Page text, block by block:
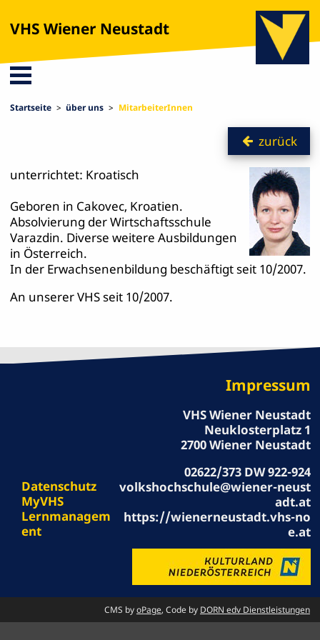
VHS Wiener Neustadt
Startseite über uns MitarbeiterInnen
zurück
unterrichtet: Kroatisch
Geboren in Cakovec, Kroatien.
Absolvierung der Wirtschaftsschule
Varazdin. Diverse weitere Ausbildungen
in Österreich.
In der Erwachsenenbildung beschäftigt seit 10/2007.
An unserer VHS seit 10/2007.
Datenschutz
MyVHS
Lernmanagem
ent
Impressum
VHS Wiener Neustadt
Neuklosterplatz 1
2700 Wiener Neustadt
02622/373 DW 922-924
volkshochschule@wiener-neust
adt.at
https://wienerneustadt.vhs-no
e.at
CMS byoPage, Code by DORN edv Dienstleistungen